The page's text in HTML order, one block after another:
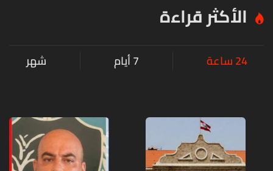
الأكثر قراءة
24 ساعة 7 أيام شهر